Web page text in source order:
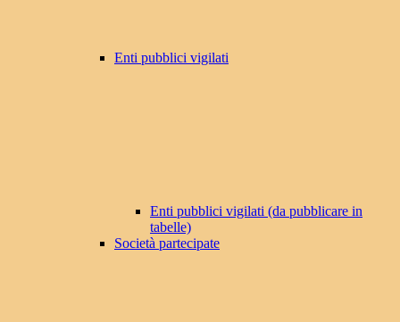
Enti pubblici vigilati
Enti pubblici vigilati (da pubblicare in
tabelle)
Società partecipate